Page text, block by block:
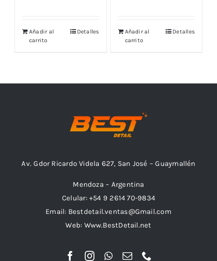
Añadir al
carrito
Detalles
Añadir al
carrito
Detalles
Av. Gdor Ricardo Videla 627, San José – Guaymallén
Mendoza – Argentina
Celular: +54 9 2614 70-9834
Email: Bestdetail.ventas@Gmail.com
Web: Www.BestDetail.net